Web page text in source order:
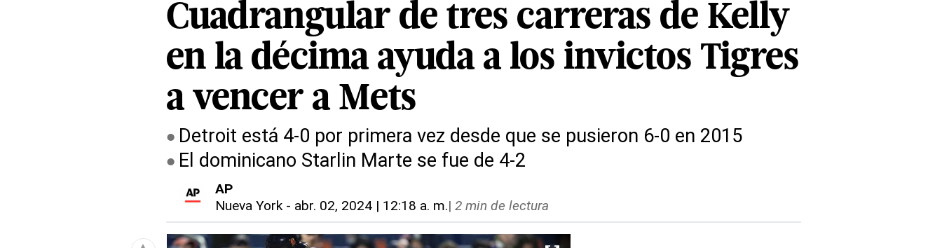
Cuadrangular de tres carreras de Kelly
en la décima ayuda a los invictos Tigres
a vencer a Mets
Detroit está 4-0 por primera vez desde que se pusieron 6-0 en 2015
El dominicano Starlin Marte se fue de 4-2
AP
Nueva York- abr. 02, 2024 | 12:18 a. m.| 2 min de lectura